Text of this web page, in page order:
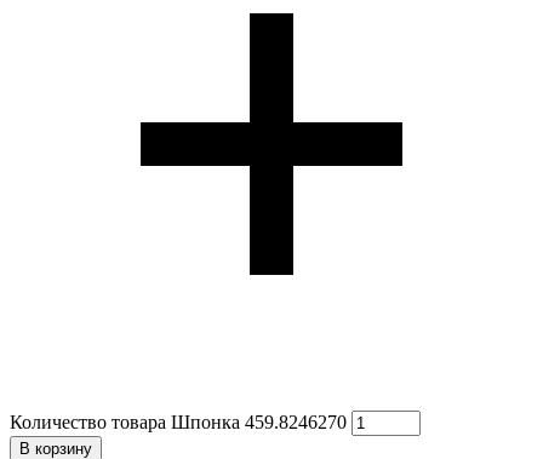
Количество товара Шпонка 459.8246270
В корзину